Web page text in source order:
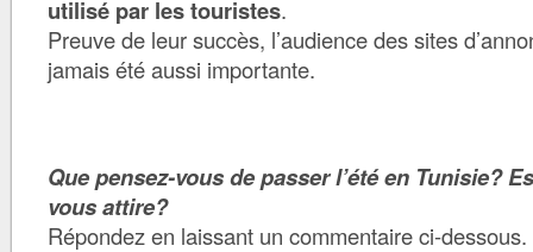
utilisé par les touristes.
Preuve de leur succès, l’audience des sites
jamais été aussi importante.
Que pensez-vous de passer l’été en Tunisie?
vous attire?
Répondez en laissant un commentaire ci-dessous.